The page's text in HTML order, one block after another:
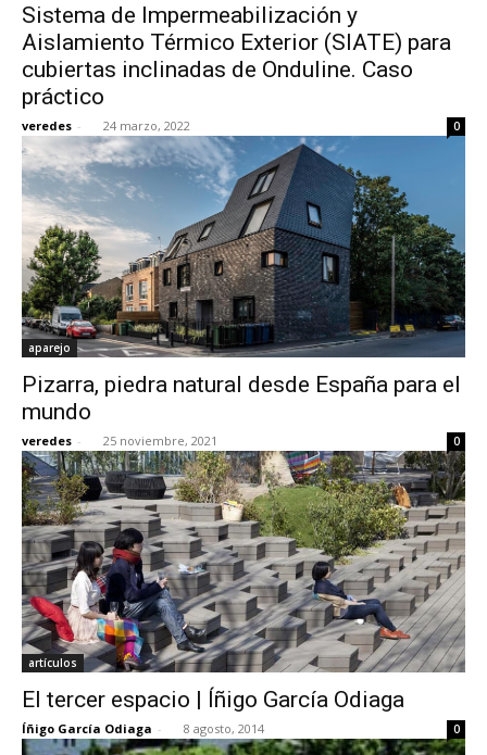
Sistema de Impermeabilización y
Aislamiento Térmico Exterior (SIATE) para
cubiertas inclinadas de Onduline. Caso
práctico
veredes - 24 marzo, 2022 0
aparejo
Pizarra, piedra natural desde España para el
mundo
veredes - 25 noviembre, 2021 0
artículos
El tercer espacio | Íñigo García Odiaga
Íñigo García Odiaga - 8 agosto, 2014 0